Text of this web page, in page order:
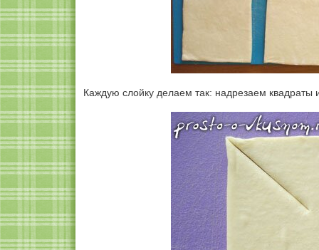
Каждую слойку делаем так: надрезаем квадраты